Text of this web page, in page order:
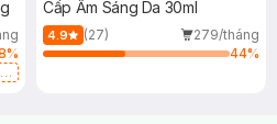
%
Cấp Ẩm Sáng Da 30ml
4.9 (27)
279/tháng
44%